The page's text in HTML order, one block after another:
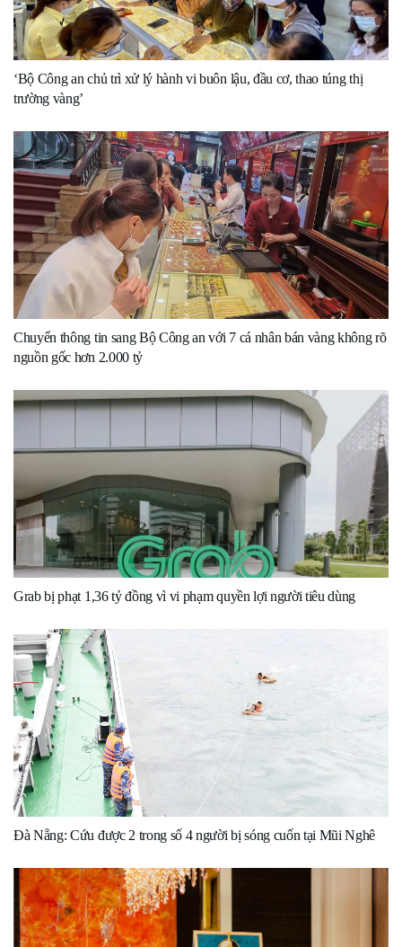
‘Bộ Công an chủ trì xử lý hành vi buôn lậu, đầu cơ, thao túng thị
trường vàng’
Chuyển thông tin sang Bộ Công an với 7 cá nhân bán vàng không rõ
nguồn gốc hơn 2.000 tỷ
Grab bị phạt 1,36 tỷ đồng vì vi phạm quyền lợi người tiêu dùng
Đà Nẵng: Cứu được 2 trong số 4 người bị sóng cuốn tại Mũi Nghê